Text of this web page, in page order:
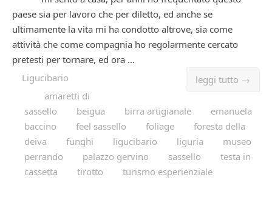
paese sia per lavoro che per diletto, ed anche se
ultimamente la vita mi ha condotto altrove, sia come
attività che come compagnia ho regolarmente cercato
pretesti per tornare, ed ora ...
leggi tutto →
Ligucibario
amaretti di
sassello
beigua birra artigianale
emanuela
baccino
feel sassello foliage
foresta della
deiva
funghi ligucibario liguria
museo
perrando
palazzo gervino sassello
testa in
cassetta
tirotto turismo esperienziale